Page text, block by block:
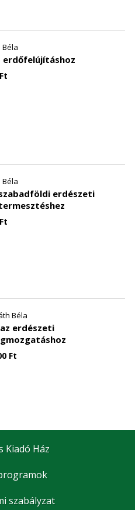
Béla
erdőfelújításhoz
Ft
Béla
erdészeti
Ft
Béla
erdészeti
Ft
Kiadó Ház
szabályzat